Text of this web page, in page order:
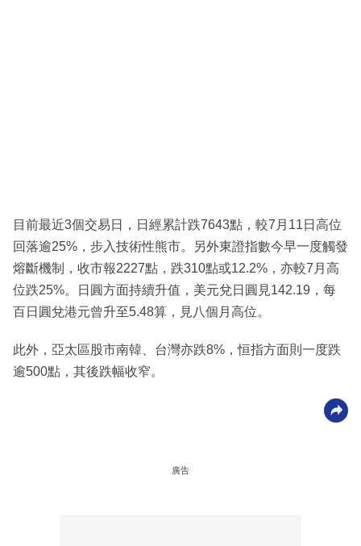
目前最近3個交易日，日經累計跌7643點，較7月11日高位
回落逾25%，步入技術性熊市。另外東證指數今早一度觸發
熔斷機制，收市報2227點，跌310點或12.2%，亦較7月高
位跌25%。日圓方面持續升值，美元兌日圓見142.19，每
百日圓兌港元曾升至5.48算，見八個月高位。
此外，亞太區股市南韓、台灣亦跌8%，恒指方面則一度跌
逾500點，其後跌幅收窄。
廣告